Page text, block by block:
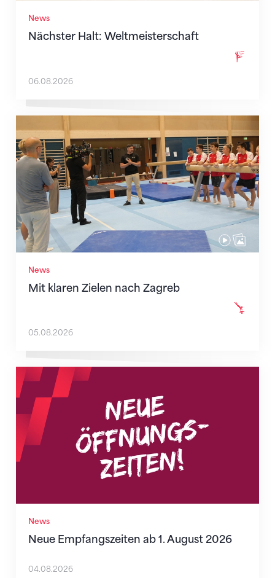
News
Nächster Halt: Weltmeisterschaft
06.08.2026
News
Mit klaren Zielen nach Zagreb
Mit klaren Zielen nach Zagreb
05.08.2026
News
Neue Empfangszeiten ab 1. August 2026
Neue Empfangszeiten ab 1. August 2026
04.08.2026